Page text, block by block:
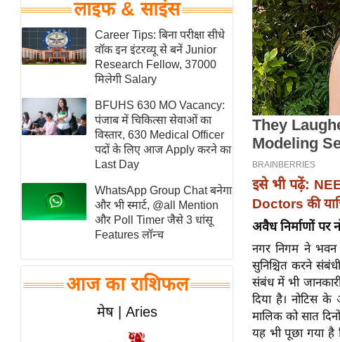
घरेलू नुस्खे
पर्यटन स्थल
फिटनेस मंत्रा
रिलेशनशिप
विश्लेषण
समसामयिक
मातृभूमि
स्तंभ
एम.
आर.
चाय पर
समीक्षा
लाइफ & साइंस
Career Tips: बिना परीक्षा सीधे
वॉक इन इंटरव्यू से बनें Junior
Research Fellow, 37000
मिलेगी Salary
BFUHS 630 MO Vacancy:
पंजाब में चिकित्सा सेवाओं का
विस्तार, 630 Medical Officer
पदों के लिए आज Apply करने का
Last Day
WhatsApp Group Chat बनेगा
और भी स्मार्ट, @all Mention
और Poll Timer जैसे 3 धांसू
Features लॉन्च
आज का राशिफल
मेष | Aries
इसे भी पढ़ें:
Doctors की
अवैध निर्माणों पर
नगर निगम ने भवन
सुनिश्चित करने
संबंध में भी
दिया है। नोटिस
मालिक को सात
यह भी पूछा गया है